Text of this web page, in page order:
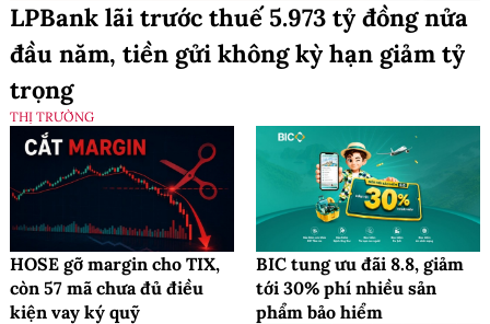
LPBank lãi trước thuế 5.973 tỷ đồng nửa
đầu năm, tiền gửi không kỳ hạn giảm tỷ
trọng
THỊ TRƯỜNG
HOSE gỡ margin cho TIX,
còn 57 mã chưa đủ điều
kiện vay ký quỹ
BIC tung ưu đãi 8.8, giảm
tới 30% phí nhiều sản
phẩm bảo hiểm